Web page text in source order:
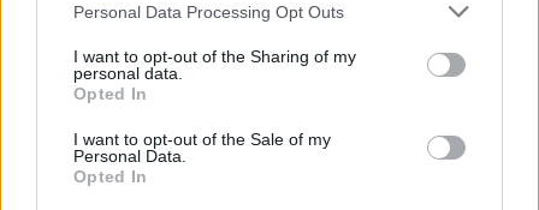
Personal Data Processing Opt Outs
I want to opt-out of the Sharing of my
personal data.
Opted In
I want to opt-out of the Sale of my
Personal Data.
Opted In
7
Τελευταία Νέα